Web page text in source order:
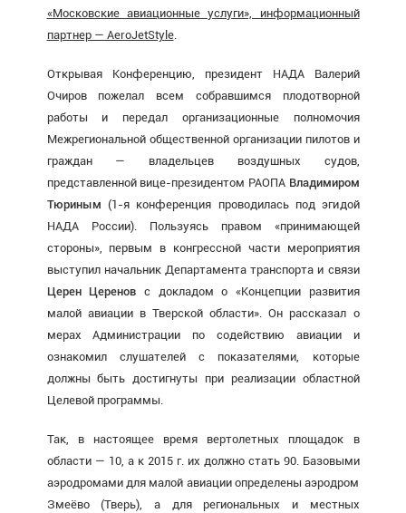
«Московские авиационные услуги», информационный
партнер — AeroJetStyle.
Открывая Конференцию, президент НАДА Валерий
Очиров пожелал всем собравшимся плодотворной
работы и передал организационные полномочия
Межрегиональной общественной организации пилотов и
граждан — владельцев воздушных судов,
представленной вице-президентом РАОПА Владимиром
Тюриным (1-я конференция проводилась под эгидой
НАДА России). Пользуясь правом «принимающей
стороны», первым в конгрессной части мероприятия
выступил начальник Департамента транспорта и связи
Церен Церенов с докладом о «Концепции развития
малой авиации в Тверской области». Он рассказал о
мерах Администрации по содействию авиации и
ознакомил слушателей с показателями, которые
должны быть достигнуты при реализации областной
Целевой программы.
Так, в настоящее время вертолетных площадок в
области — 10, а к 2015 г. их должно стать 90. Базовыми
аэродромами для малой авиации определены аэродром
Змеёво (Тверь), а для региональных и местных